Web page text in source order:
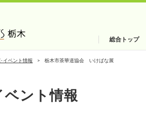
総合トップ
イベント情報 栃木市茶華道協会 いけばな展
ベント情報